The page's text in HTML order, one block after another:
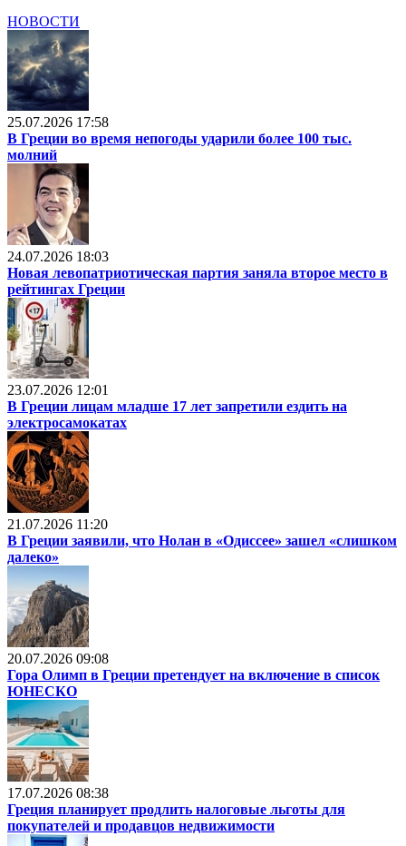
НОВОСТИ
25.07.2026 17:58
В Греции во время непогоды ударили более 100 тыс.
молний
24.07.2026 18:03
Новая левопатриотическая партия заняла второе место в
рейтингах Греции
23.07.2026 12:01
В Греции лицам младше 17 лет запретили ездить на
электросамокатах
21.07.2026 11:20
В Греции заявили, что Нолан в «Одиссее» зашел «слишком
далеко»
20.07.2026 09:08
Гора Олимп в Греции претендует на включение в список
ЮНЕСКО
17.07.2026 08:38
Греция планирует продлить налоговые льготы для
покупателей и продавцов недвижимости